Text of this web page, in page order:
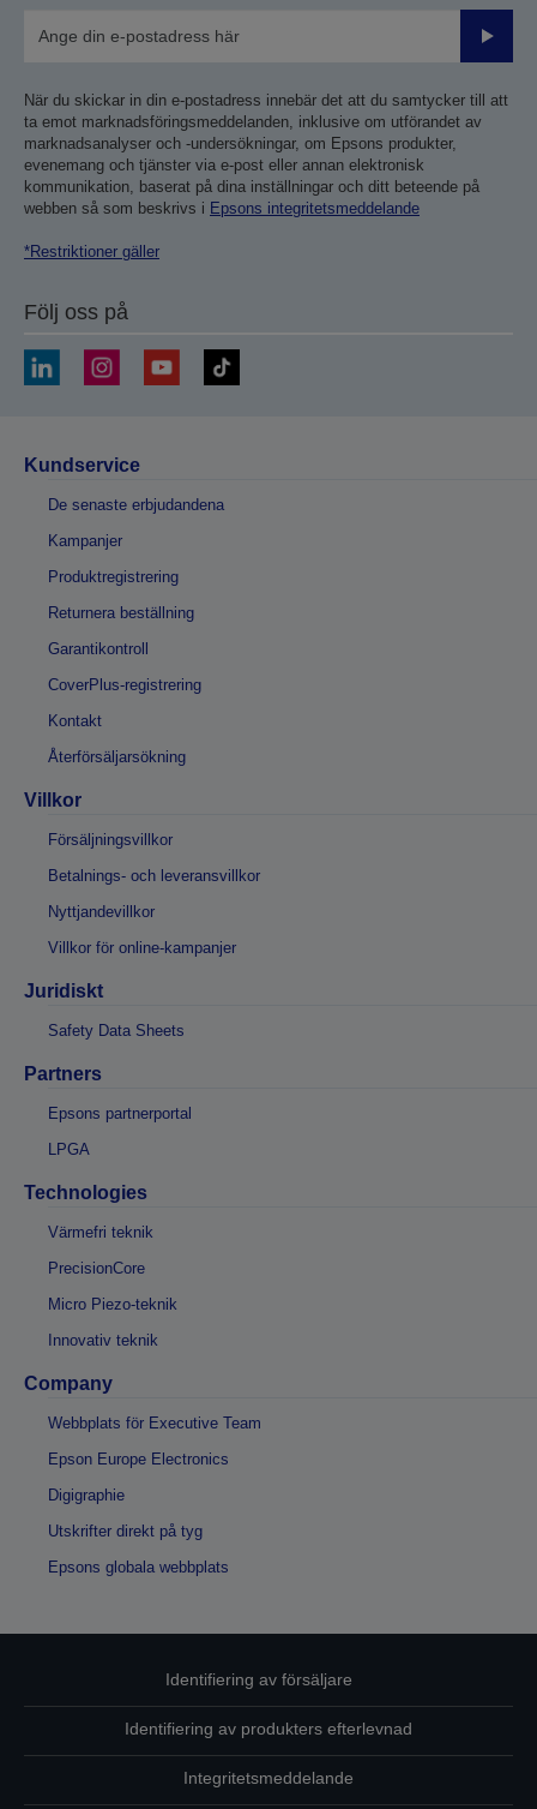
Skicka
När du skickar in din e-postadress innebär det att du samtycker till att
ta emot marknadsföringsmeddelanden, inklusive om utförandet av
marknadsanalyser och -undersökningar, om Epsons produkter,
evenemang och tjänster via e-post eller annan elektronisk
kommunikation, baserat på dina inställningar och ditt beteende på
webben så som beskrivs i Epsons integritetsmeddelande
*Restriktioner gäller
Följ oss på
Kundservice
De senaste erbjudandena
Kampanjer
Produktregistrering
Returnera beställning
Garantikontroll
CoverPlus-registrering
Kontakt
Återförsäljarsökning
Villkor
Försäljningsvillkor
Betalnings- och leveransvillkor
Nyttjandevillkor
Villkor för online-kampanjer
Juridiskt
Safety Data Sheets
Partners
Epsons partnerportal
LPGA
Technologies
Värmefri teknik
PrecisionCore
Micro Piezo-teknik
Innovativ teknik
Company
Webbplats för Executive Team
Epson Europe Electronics
Digigraphie
Utskrifter direkt på tyg
Epsons globala webbplats
Identifiering av försäljare
Identifiering av produkters efterlevnad
Integritetsmeddelande